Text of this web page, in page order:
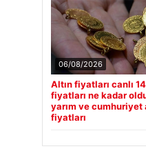
06/08/2026
Altın fiyatları canlı
fiyatları ne kadar
yarım ve cumhuriyet
fiyatları